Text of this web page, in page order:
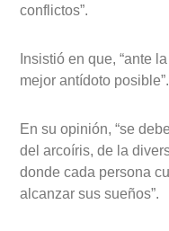
conflictos”.
Insistió en que, “ante
mejor antídoto posible”.
En su opinión, “se
del arcoíris, de la
donde cada persona
alcanzar sus sueños”.